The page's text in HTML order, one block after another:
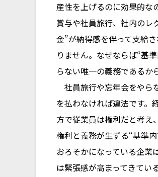
産性を上げるのに効果的な
賞与や社員旅行、社内のレ
金”が納得感を伴って支給
りません。なぜならば“基
らない唯一の義務であるか
社員旅行や忘年会をやら
を払わなければ違法です。
方で従業員は権利だと考え
権利と義務が生ずる“基準
おろそかになっている企
は緊張感が高まってきてい